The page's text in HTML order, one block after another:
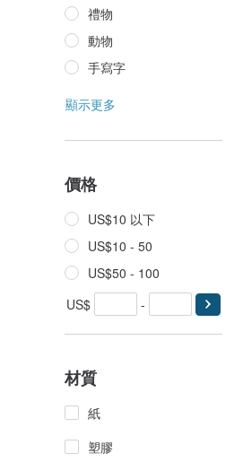
禮物
動物
手寫字
顯示更多
價格
US$10 以下
US$10 - 50
US$50 - 100
US$
-
材質
紙
塑膠